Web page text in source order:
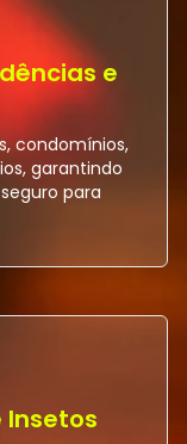
e
condomínios,
garantindo
para
Insetos